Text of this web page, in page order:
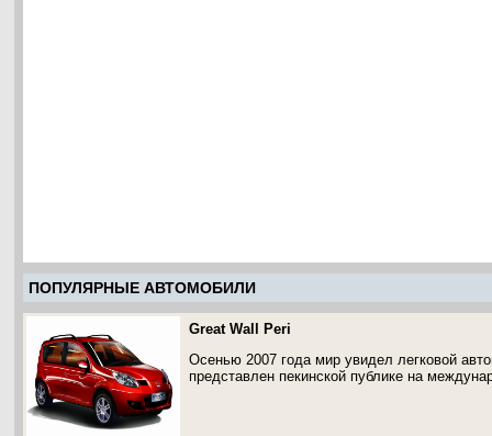
ПОПУЛЯРНЫЕ АВТОМОБИЛИ
Great Wall Peri
Осенью 2007 года мир увидел легковой
представлен пекинской публике на